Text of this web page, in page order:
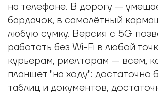
на телефоне. В дорогу —
бардачок, в самолётный
любую сумку. Версия с 5G
работать без Wi-Fi в любой
курьерам, риелторам — всем,
планшет "на ходу": достаточно
таблиц и документов,